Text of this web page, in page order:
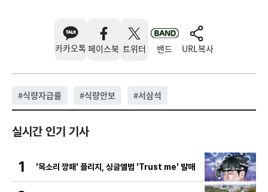
카카오톡 페이스북 트위터 밴드 URL복사
#식량자급률 #식량안보 #서삼석
실시간 인기 기사
1 '목소리 깡패' 플리지, 싱글앨범 'Trust me' 발매